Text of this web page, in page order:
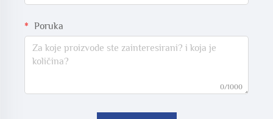
Poruka
0/1000